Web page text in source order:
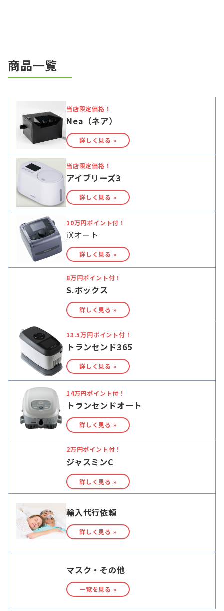
商品一覧
当店限定価格！
Nea（ネア）
詳しく見る »
当店限定価格！
アイブリーズ3
詳しく見る »
10万円ポイント付！
iXオート
詳しく見る »
8万円ポイント付！
S.ボックス
詳しく見る »
13.5万円ポイント付！
トランセンド365
詳しく見る »
14万円ポイント付！
トランセンドオート
詳しく見る »
2万円ポイント付！
ジャスミンC
詳しく見る »
輸入代行依頼
詳しく見る »
マスク・その他
一覧を見る »